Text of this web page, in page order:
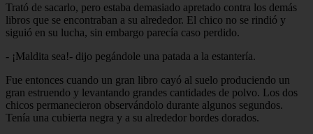
Trató de sacarlo, pero estaba demasiado apretado contra los demás
libros que se encontraban a su alrededor. El chico no se rindió y
siguió en su lucha, sin embargo parecía caso perdido.
- ¡Maldita sea!- dijo pegándole una patada a la estantería.
Fue entonces cuando un gran libro cayó al suelo produciendo un
gran estruendo y levantando grandes cantidades de polvo. Los dos
chicos permanecieron observándolo durante algunos segundos.
Tenía una cubierta negra y a su alrededor bordes dorados.